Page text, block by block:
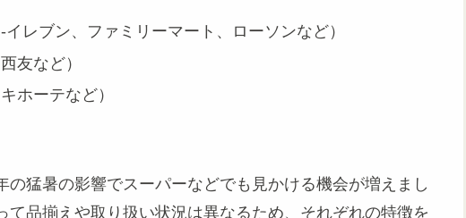
レブン、ファミリーマート、ローソンなど）
友など）
ホーテなど）
の猛暑の影響でスーパーなどでも見かける機会が増えまし
て品揃えや取り扱い状況は異なるため、それぞれの特徴を